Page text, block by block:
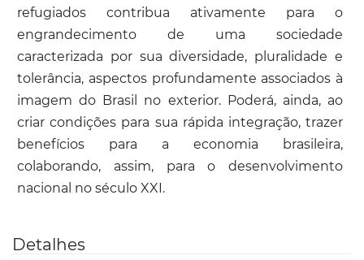
refugiados contribua ativamente para o
engrandecimento de uma sociedade
caracterizada por sua diversidade, pluralidade e
tolerância, aspectos profundamente associados à
imagem do Brasil no exterior. Poderá, ainda, ao
criar condições para sua rápida integração, trazer
benefícios para a economia brasileira,
colaborando, assim, para o desenvolvimento
nacional no século XXI.
Detalhes